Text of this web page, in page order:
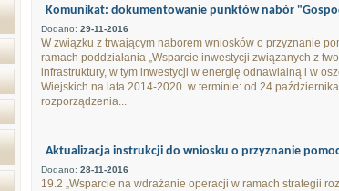
Komunikat: dokumentowanie punktów nabór
Dodano: 29-11-2016
W związku z trwającym naborem wniosków o przyznanie
ramach poddziałania „Wsparcie inwestycji związanych z
infrastruktury, w tym inwestycji w energię odnawialną i w
Wiejskich na lata 2014-2020 w terminie: od 24
rozporządzenia...
Aktualizacja instrukcji do wniosku o przyznanie
Dodano: 28-11-2016
19.2 „Wsparcie na wdrażanie operacji w ramach strategii